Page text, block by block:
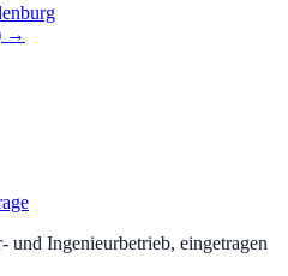
→
und Ingenieurbetrieb, eingetragen